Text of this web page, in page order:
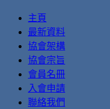
主頁
最新資料
協會架構
協會宗旨
會員名冊
入會申請
聯絡我們